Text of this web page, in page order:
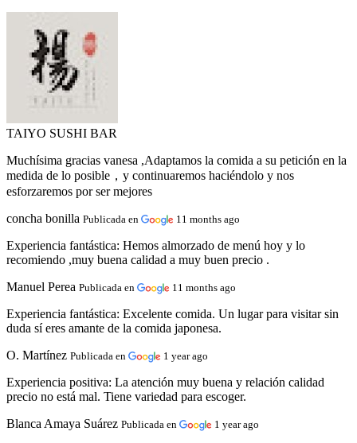
TAIYO SUSHI BAR
Muchísima gracias vanesa ,Adaptamos la comida a su petición en la
medida de lo posible，y continuaremos haciéndolo y nos
esforzaremos por ser mejores
concha bonilla Publicada en 11 months ago
Experiencia fantástica: Hemos almorzado de menú hoy y lo
recomiendo ,muy buena calidad a muy buen precio .
Manuel Perea Publicada en 11 months ago
Experiencia fantástica: Excelente comida. Un lugar para visitar sin
duda sí eres amante de la comida japonesa.
O. Martínez Publicada en 1 year ago
Experiencia positiva: La atención muy buena y relación calidad
precio no está mal. Tiene variedad para escoger.
Blanca Amaya Suárez Publicada en 1 year ago